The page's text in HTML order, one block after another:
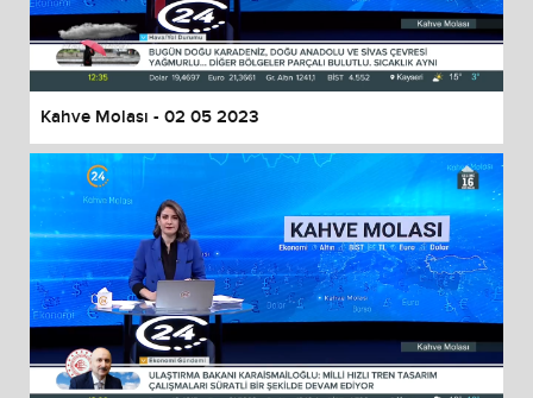
Kahve Molası - 02 05 2023